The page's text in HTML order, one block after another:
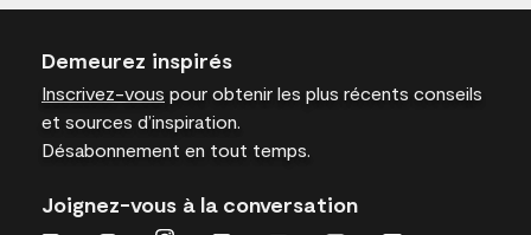
Demeurez inspirés
Inscrivez-vous pour obtenir les plus récents conseils
et sources d’inspiration.
Désabonnement en tout temps.
Joignez-vous à la conversation